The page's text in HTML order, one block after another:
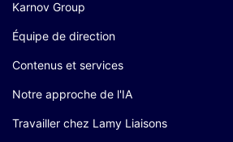
Karnov Group
Équipe de direction
Contenus et services
Notre approche de l'IA
Travailler chez Lamy Liaisons